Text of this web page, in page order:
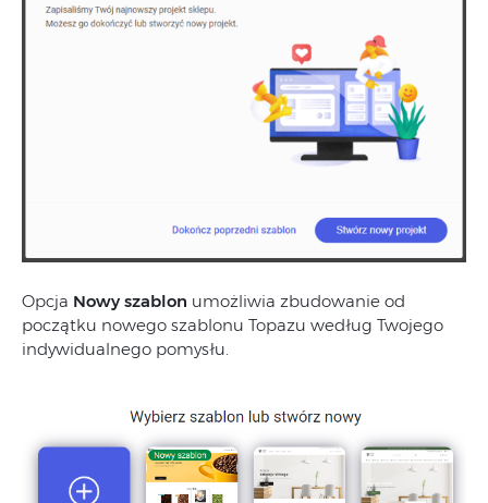
Opcja Nowy szablon umożliwia zbudowanie od
początku nowego szablonu Topazu według Twojego
indywidualnego pomysłu.